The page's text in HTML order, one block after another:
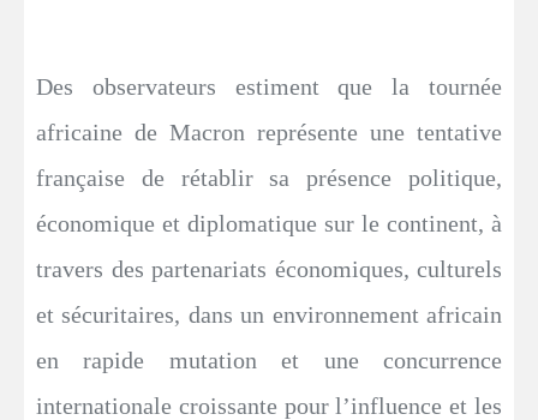
Des observateurs estiment que la tournée
africaine de Macron représente une tentative
française de rétablir sa présence politique,
économique et diplomatique sur le continent, à
travers des partenariats économiques, culturels
et sécuritaires, dans un environnement africain
en rapide mutation et une concurrence
internationale croissante pour l’influence et les